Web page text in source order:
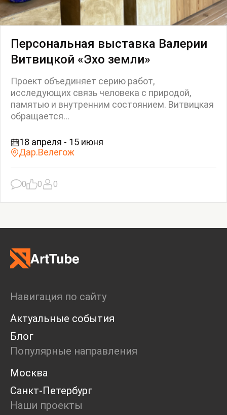
Персональная выставка Валерии
Витвицкой «Эхо земли»
Проект объединяет серию работ,
исследующих связь человека с природой,
памятью и внутренним состоянием. Витвицкая
обращается...
18 апреля - 15 июня
Дар.Велегож
0 0 0
Навигация по сайту
Актуальные события
Блог
Популярные направления
Москва
Санкт-Петербург
Наши проекты